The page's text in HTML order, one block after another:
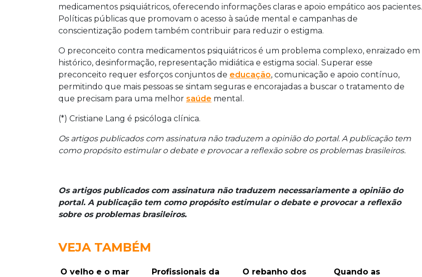
medicamentos psiquiátricos, oferecendo informações claras e apoio empático aos pacientes.
Políticas públicas que promovam o acesso à saúde mental e campanhas de
conscientização podem também contribuir para reduzir o estigma.
O preconceito contra medicamentos psiquiátricos é um problema complexo, enraizado em
histórico, desinformação, representação midiática e estigma social. Superar esse
preconceito requer esforços conjuntos de educação, comunicação e apoio contínuo,
permitindo que mais pessoas se sintam seguras e encorajadas a buscar o tratamento de
que precisam para uma melhor saúde mental.
(*) Cristiane Lang é psicóloga clínica.
Os artigos publicados com assinatura não traduzem a opinião do portal. A publicação tem
como propósito estimular o debate e provocar a reflexão sobre os problemas brasileiros.
Os artigos publicados com assinatura não traduzem necessariamente a opinião do
portal. A publicação tem como propósito estimular o debate e provocar a reflexão
sobre os problemas brasileiros.
VEJA TAMBÉM
O velho e o mar
Profissionais da
O rebanho dos
Quando as